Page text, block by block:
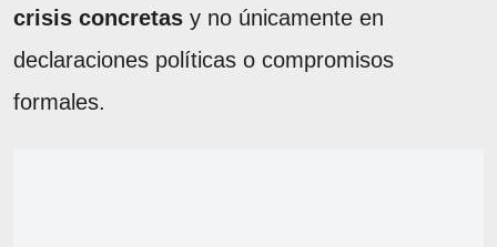
crisis concretas y no únicamente en
declaraciones políticas o compromisos
formales.